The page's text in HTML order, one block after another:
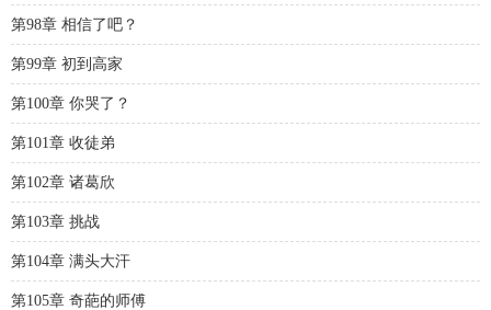
第98章 相信了吧？
第99章 初到高家
第100章 你哭了？
第101章 收徒弟
第102章 诸葛欣
第103章 挑战
第104章 满头大汗
第105章 奇葩的师傅